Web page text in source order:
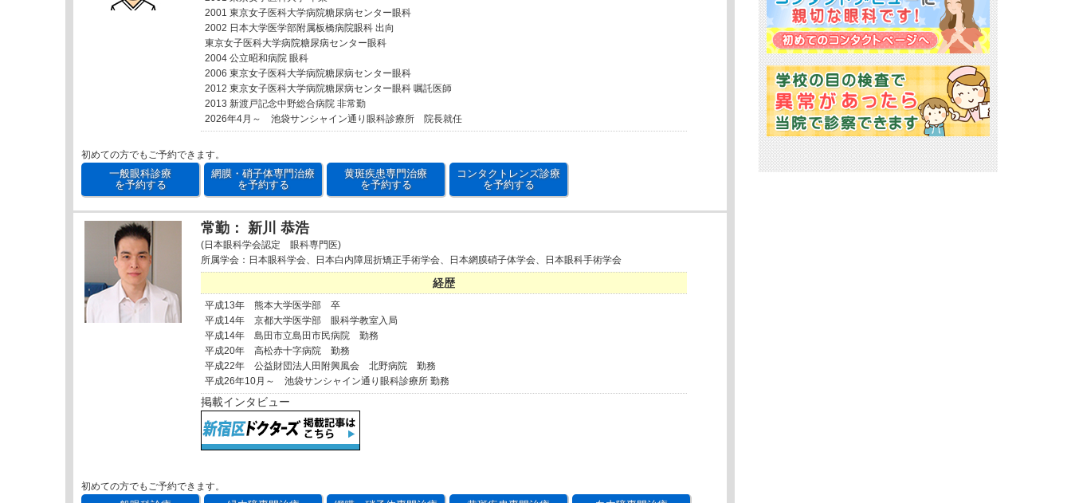
2001 東京女子医科大学病院糖尿病センター眼科
2002 日本大学医学部附属板橋病院眼科 出向
東京女子医科大学病院糖尿病センター眼科
2004 公立昭和病院 眼科
2006 東京女子医科大学病院糖尿病センター眼科
2012 東京女子医科大学病院糖尿病センター眼科 嘱託医師
2013 新渡戸記念中野総合病院 非常勤
2026年4月～ 池袋サンシャイン通り眼科診療所 院長就任
初めての方でもご予約できます。
一般眼科診療
を予約する
網膜・硝子体専門治療
を予約する
黄斑疾患専門治療
を予約する
コンタクトレンズ診療
を予約する
常勤： 新川 恭浩
(日本眼科学会認定 眼科専門医)
所属学会：日本眼科学会、日本白内障屈折矯正手術学会、日本網膜硝子体学会、日本眼科手術学会
経歴
平成13年 熊本大学医学部 卒
平成14年 京都大学医学部 眼科学教室入局
平成14年 島田市立島田市民病院 勤務
平成20年 高松赤十字病院 勤務
平成22年 公益財団法人田附興風会 北野病院 勤務
平成26年10月～ 池袋サンシャイン通り眼科診療所 勤務
掲載インタビュー
初めての方でもご予約できます。